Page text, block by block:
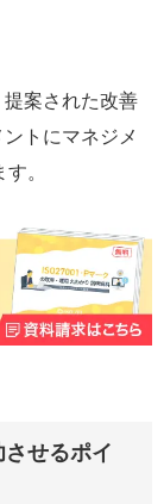
案された改善
トにマネジメ
。
せるポイ